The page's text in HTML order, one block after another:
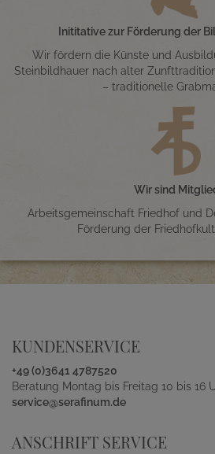
Inititative zur Förderung der
Wir fördern die Künste und
Steinbildhauer nach alter
– traditionelle
Wir sind
Arbeitsgemeinschaft Friedhof und
Förderung der
KUNDENSERVICE
+49 (0)3641 4787520
Beratung Montag bis Freitag 10 bis 16
service@serafinum.de
ANSCHRIFT SERVICE